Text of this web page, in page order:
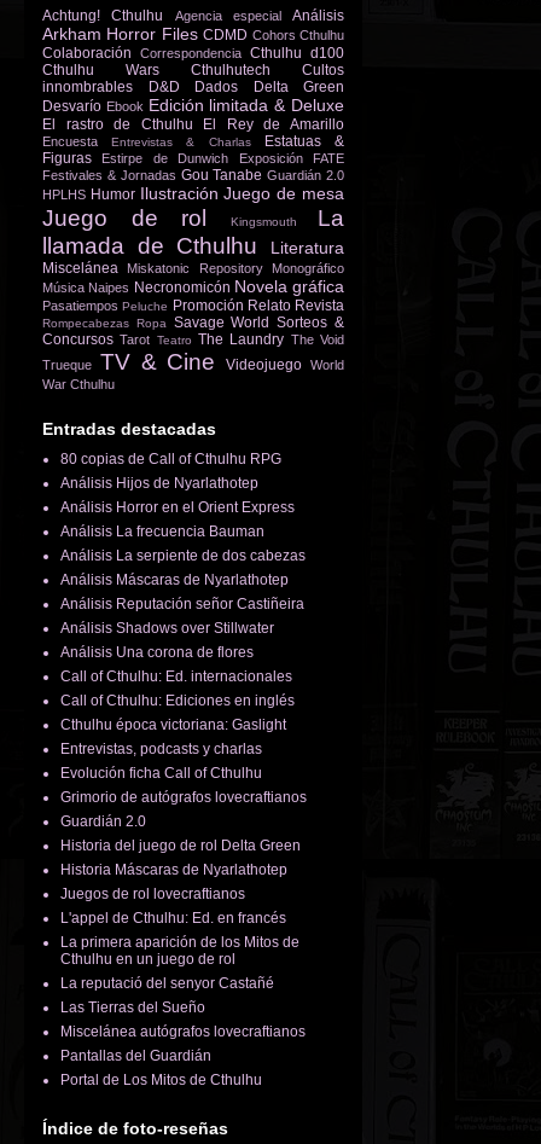
Achtung! Cthulhu Agencia especial Análisis
Arkham Horror Files CDMD Cohors Cthulhu
Colaboración Correspondencia Cthulhu d100
Cthulhu Wars
Cthulhutech
Cultos
innombrables
D&D Dados
Delta Green
Desvarío Ebook Edición limitada & Deluxe
El rastro de Cthulhu El Rey de Amarillo
Encuesta Entrevistas & Charlas
Estatuas &
Figuras
Estirpe de Dunwich Exposición
FATE
Festivales & Jornadas Gou Tanabe Guardián 2.0
HPLHS Humor Ilustración Juego de mesa
Juego de rol Kingsmouth
La
llamada de Cthulhu
Literatura
Miscelánea Miskatonic Repository
Monográfico
Música Naipes Necronomicón Novela gráfica
Pasatiempos Peluche Promoción Relato Revista
Rompecabezas Ropa Savage World Sorteos &
Concursos Tarot Teatro The Laundry The Void
Trueque TV & Cine Videojuego World
War Cthulhu
Entradas destacadas
80 copias de Call of Cthulhu RPG
Análisis Hijos de Nyarlathotep
Análisis Horror en el Orient Express
Análisis La frecuencia Bauman
Análisis La serpiente de dos cabezas
Análisis Máscaras de Nyarlathotep
Análisis Reputación señor Castiñeira
Análisis Shadows over Stillwater
Análisis Una corona de flores
Call of Cthulhu: Ed. internacionales
Call of Cthulhu: Ediciones en inglés
Cthulhu época victoriana: Gaslight
Entrevistas, podcasts y charlas
Evolución ficha Call of Cthulhu
Grimorio de autógrafos lovecraftianos
Guardián 2.0
Historia del juego de rol Delta Green
Historia Máscaras de Nyarlathotep
Juegos de rol lovecraftianos
L'appel de Cthulhu: Ed. en francés
La primera aparición de los Mitos de
Cthulhu en un juego de rol
La reputació del senyor Castañé
Las Tierras del Sueño
Miscelánea autógrafos lovecraftianos
Pantallas del Guardián
Portal de Los Mitos de Cthulhu
Índice de foto-reseñas